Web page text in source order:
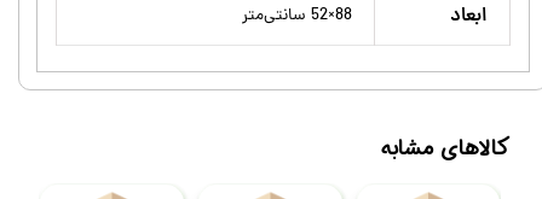
ابعاد 88×52 سانتی‌متر
کالاهای مشابه